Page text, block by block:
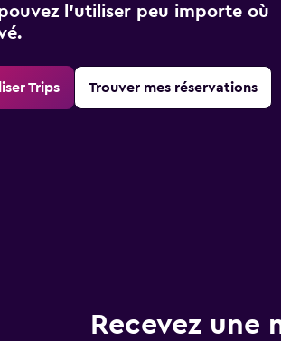
l’utiliser peu importe où
Trips Trouver mes réservations
Recevez